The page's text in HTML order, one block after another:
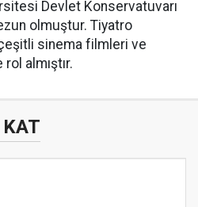
Devlet Konservatuvarı
olmuştur. Tiyatro
çeşitli sinema filmleri ve
almıştır.